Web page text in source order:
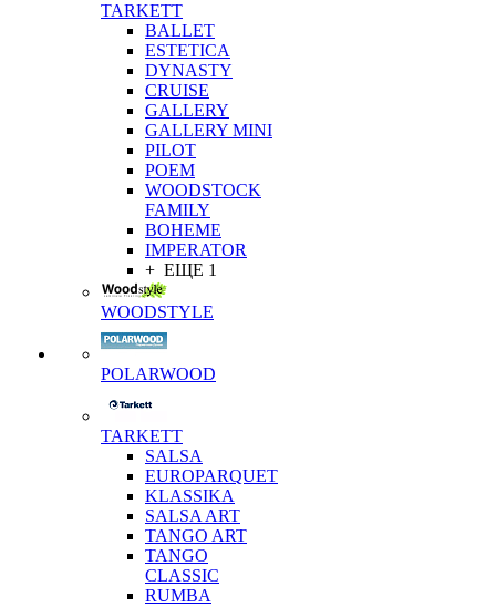
TARKETT
BALLET
ESTETICA
DYNASTY
CRUISE
GALLERY
GALLERY MINI
PILOT
POEM
WOODSTOCK
FAMILY
BOHEME
IMPERATOR
+ ЕЩЕ 1
WOODSTYLE
POLARWOOD
TARKETT
SALSA
EUROPARQUET
KLASSIKA
SALSA ART
TANGO ART
TANGO
CLASSIC
RUMBA